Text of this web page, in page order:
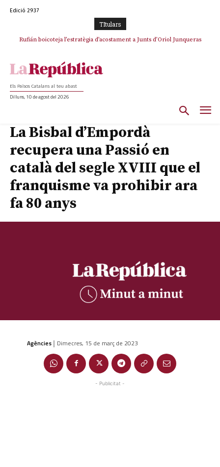
Edició 2937
TItulars
Rufián boicoteja l’estratègia d’acostament a Junts d’Oriol Junqueras
Rufián dinamita la unitat independentista amb un atac frontal al retorn
Els Països Catalans al teu abast
Dilluns, 10 de agost del 2026
La Bisbal d’Empordà
recupera una Passió en
català del segle XVIII que el
franquisme va prohibir ara
fa 80 anys
Agències | Dimecres, 15 de març de 2023
- Publicitat -